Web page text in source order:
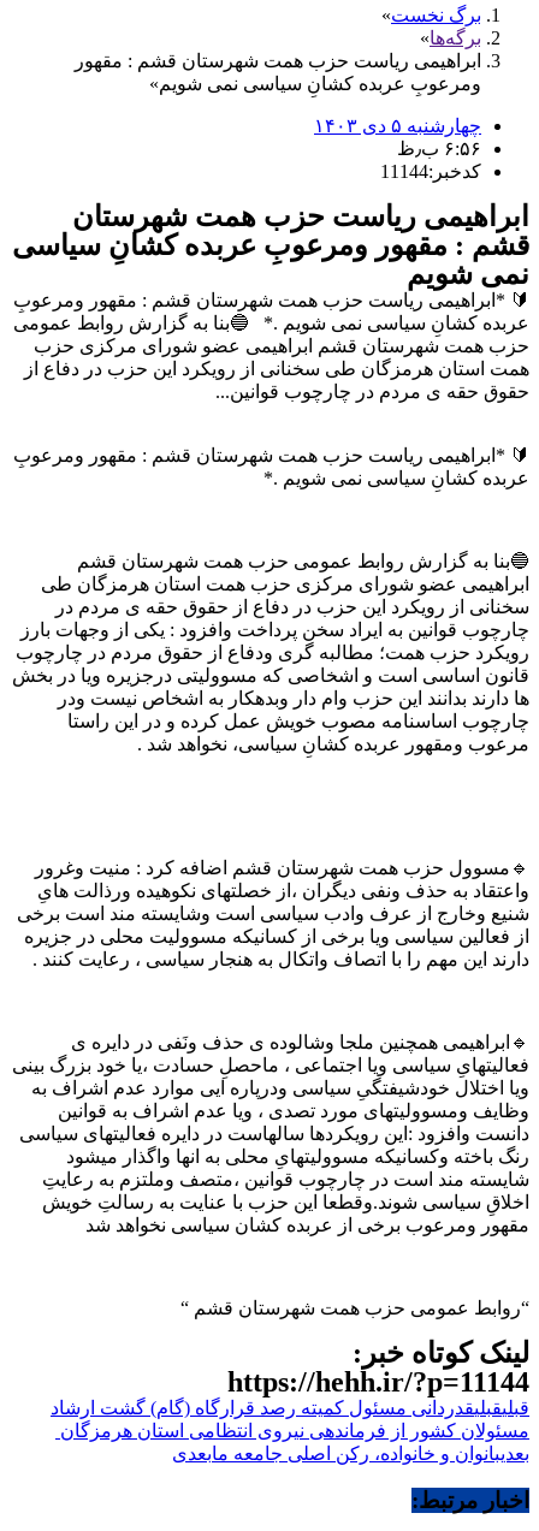
برگ نخست
برگه‌ها
ابراهیمی ریاست حزب همت شهرستان قشم : مقهور
ومرعوبِ عربده کشانِ سیاسی نمی شویم
چهارشنبه ۵ دی ۱۴۰۳
۶:۵۶ ب٫ظ
کدخبر:11144
ابراهیمی ریاست حزب همت شهرستان
قشم : مقهور ومرعوبِ عربده کشانِ سیاسی
نمی شویم
🔰 *ابراهیمی ریاست حزب همت شهرستان قشم : مقهور ومرعوبِ
عربده کشانِ سیاسی نمی شویم .* 🔵بنا به گزارش روابط عمومی
حزب همت شهرستان قشم ابراهیمی عضو شورای مرکزی حزب
همت استان هرمزگان طی سخنانی از رویکرد این حزب در دفاع از
حقوق حقه ی مردم در چارچوب قوانین...
🔰 *ابراهیمی ریاست حزب همت شهرستان قشم : مقهور ومرعوبِ
عربده کشانِ سیاسی نمی شویم .*
🔵بنا به گزارش روابط عمومی حزب همت شهرستان قشم
ابراهیمی عضو شورای مرکزی حزب همت استان هرمزگان طی
سخنانی از رویکرد این حزب در دفاع از حقوق حقه ی مردم در
چارچوب قوانین به ایراد سخن پرداخت وافزود : یکی از وجهات بارز
رویکرد حزب همت؛ مطالبه گری ودفاع از حقوق مردم در چارچوب
قانون اساسی است و اشخاصی که مسوولیتی درجزیره ویا در بخش
ها دارند بدانند این حزب وام دار وبدهکار به اشخاص نیست ودر
چارچوب اساسنامه مصوب خویش عمل کرده و در این راستا
مرعوب ومقهور عربده کشانِ سیاسی، نخواهد شد .
🔹مسوول حزب همت شهرستان قشم اضافه کرد : منیت وغرور
واعتقاد به حذف ونفی دیگران ،از خصلتهای نکوهیده ورذالت هایِ
شنیع وخارج از عرف وادب سیاسی است وشایسته مند است برخی
از فعالین سیاسی ویا برخی از کسانیکه مسوولیت محلی در جزیره
دارند این مهم را با اتصاف واتکال به هنجار سیاسی ، رعایت کنند .
🔹ابراهیمی همچنین ملجا وشالوده ی حذف ونَفی در دایره ی
فعالیتهایِ سیاسی ویا اجتماعی ، ماحصلِ حسادت ،یا خود بزرگ بینی
ویا اختلال خودشیفتگیِ سیاسی ودرپاره ایی موارد عدم اشراف به
وظایف ومسوولیتهای مورد تصدی ، ویا عدم اشراف به قوانین
دانست وافزود :این رویکردها سالهاست در دایره فعالیتهای سیاسی
رنگ باخته وکسانیکه مسوولیتهایِ محلی به انها واگذار میشود
شایسته مند است در چارچوب قوانین ،متصف وملتزم به رعایتِ
اخلاقِ سیاسی شوند.وقطعا این حزب با عنایت به رسالتِ خویش
مقهور ومرعوب برخی از عربده کشان سیاسی نخواهد شد
“روابط عمومی حزب همت شهرستان قشم “
لینک کوتاه خبر:
https://hehh.ir/?p=11144
قبلیقبلیقدردانی مسئول کمیته رصد قرارگاه (گام) گشت ارشاد
مسئولان کشور از فرماندهی نیروی انتظامی استان هرمزگان
بعدیبانوان و خانواده، رکن اصلی جامعه مابعدی
اخبار مرتبط: